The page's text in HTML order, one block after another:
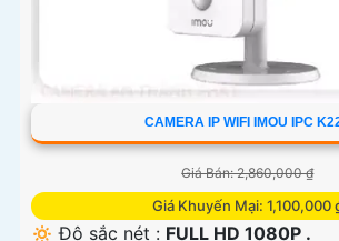
CAMERA IP WIFI IMOU IPC
Giá Bán: 2,860,000 ₫
Giá Khuyến Mại: 1,100,000
🔅 Độ sắc nét : FULL HD 1080P .